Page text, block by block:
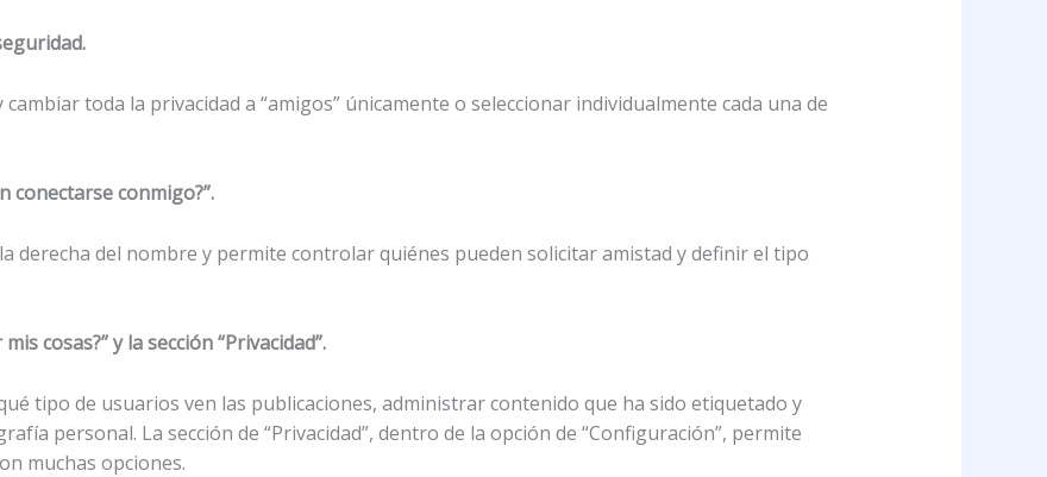
toda la privacidad a “amigos” únicamente o seleccionar individualmente cada una de
conectarse conmigo?”.
derecha del nombre y permite controlar quiénes pueden solicitar amistad y definir el tipo
cosas?” y la sección “Privacidad”.
tipo de usuarios ven las publicaciones, administrar contenido que ha sido etiquetado y
personal. La sección de “Privacidad”, dentro de la opción de “Configuración”, permite
muchas opciones.